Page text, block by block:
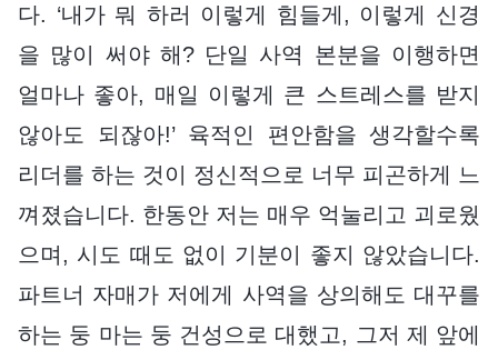
다. ‘내가 뭐 하러 이렇게 힘들게, 이렇게 신경
을 많이 써야 해? 단일 사역 본분을 이행하면
얼마나 좋아, 매일 이렇게 큰 스트레스를 받지
않아도 되잖아!’ 육적인 편안함을 생각할수록
리더를 하는 것이 정신적으로 너무 피곤하게 느
껴졌습니다. 한동안 저는 매우 억눌리고 괴로웠
으며, 시도 때도 없이 기분이 좋지 않았습니다.
파트너 자매가 저에게 사역을 상의해도 대꾸를
하는 둥 마는 둥 건성으로 대했고, 그저 제 앞에